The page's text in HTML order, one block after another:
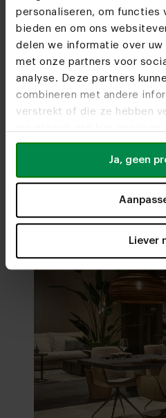
personaliseren, om functies
bieden en om ons
delen we informatie over uw
met onze partners voor
analyse. Deze partners
combineren met andere
verstrekt of die ze hebben
Ja, geen
Liever
Kom je snel eens
langs?
Bezoekonze